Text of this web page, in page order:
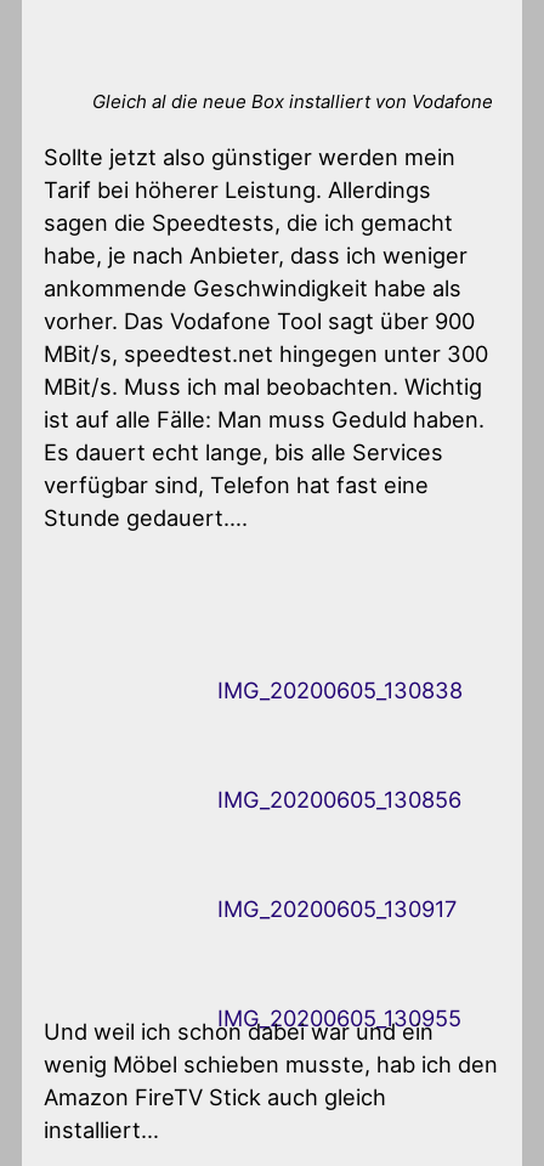
Gleich al die neue Box installiert von Vodafone
Sollte jetzt also günstiger werden mein
Tarif bei höherer Leistung. Allerdings
sagen die Speedtests, die ich gemacht
habe, je nach Anbieter, dass ich weniger
ankommende Geschwindigkeit habe als
vorher. Das Vodafone Tool sagt über 900
MBit/s, speedtest.net hingegen unter 300
MBit/s. Muss ich mal beobachten. Wichtig
ist auf alle Fälle: Man muss Geduld haben.
Es dauert echt lange, bis alle Services
verfügbar sind, Telefon hat fast eine
Stunde gedauert….
IMG_20200605_130838
IMG_20200605_130856
IMG_20200605_130917
IMG_20200605_130955
Und weil ich schon dabei war und ein
wenig Möbel schieben musste, hab ich den
Amazon FireTV Stick auch gleich
installiert…